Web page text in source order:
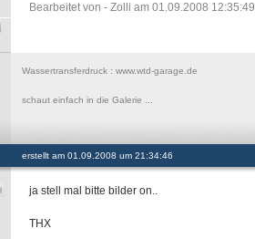
Bearbeitet von - Zolli am 01.09.2008 12:35:49
Wassertransferdruck : www.wtd-garage.de
schaut einfach in die Galerie ...
erstellt am 01.09.2008 um 21:34:46
ja stell mal bitte bilder on..
THX